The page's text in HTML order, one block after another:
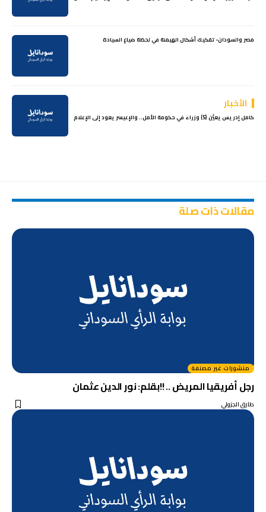
مصر والسودان- تفكيك أشكال الهيمنة في لحظة ضياع السيادة
الأخبار
كامل إدريس يعيِّن (5) وزراء في حكومة الأمل.. والإعيسر يعود إلى الإعلام
مقالات ذات صلة
منشورات غير مصنفة
رجل أفريقيا المريض .. !!بقلم: نور الدين عثمان
طارق الجزولي